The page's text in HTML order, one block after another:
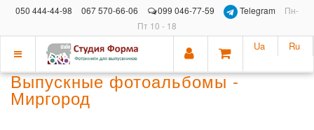
050 444-44-98 067 570-66-06 099 046-77-59 Telegram
Пн-
Пт 10 - 18
Показать
меню
Ua Ru
Выпускные фотоальбомы -
Миргород